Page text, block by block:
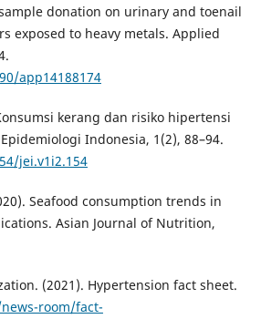
donation on urinary and toenail
exposed to heavy metals. Applied
app14188174
kerang dan risiko hipertensi
Indonesia, 1(2), 88–94.
jei.v1i2.154
Seafood consumption trends in
Asian Journal of Nutrition,
(2021). Hypertension fact sheet.
room/fact-